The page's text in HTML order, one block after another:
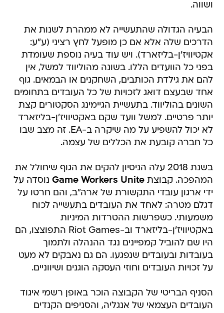
ושווה.
הבעיה הגדולה שהתעשייה לא ממהרת לשנות את
הדרכים שלה אלא אם כן מופעל לחץ רציני (ע"ע:
אקטיוויז'ן-בליזארד). ויש עוד בעיה נוספת שעומדת
בפני כל הוועדים הללו. בשונה מהוליווד למשל, אין
להם את גילדת הכותבים, השחקנים או הבמאים. גוף
אחד שבעצם דואג לזכויות של כל העובדים בתחומים
השונים בהוליווד. בתעשיית הגיימינג הסקטורים קצת
יותר פרטיים. למשל וועד שקם באקטיוויז'ן-בליזארד
לא יכול להשפיע על מה שיקרה ב-EA. זה מצב שבו
כל חברה קובעת את הכללים של עצמה.
בשנת 2018 עלה הניסיון להקים את הגוף שיחולל את
המהפכה. קבוצתGame Workers Unite נוסדה על
ידי ארגון עובדי התקשורת של ארה"ב, והם חרטו על
דגלם מטרה: לאחד את העובדים בתעשייה לכוח
משמעותי. כשפרשות ההטרדות המיניות
באקטיוויז'ן-בליזארד וב-Riot Games התפוצצו, הם
היו שם להוביל קמפיינים נגד ההנהלה ולתמוך
בעובדות ובעובדים שנפגעו. הם גם נאבקים לא מעט
על זכויות העובדים וחוזי העסקה הוגנים ושיווניים.
הסניף הבריטי של הקבוצה הוכר באופן רשמי איגוד
העובדים העצמאי של אנגליה, והסניפים הקנדים